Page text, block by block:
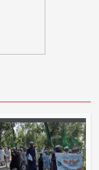
সম্পর্ক, দল থেকে